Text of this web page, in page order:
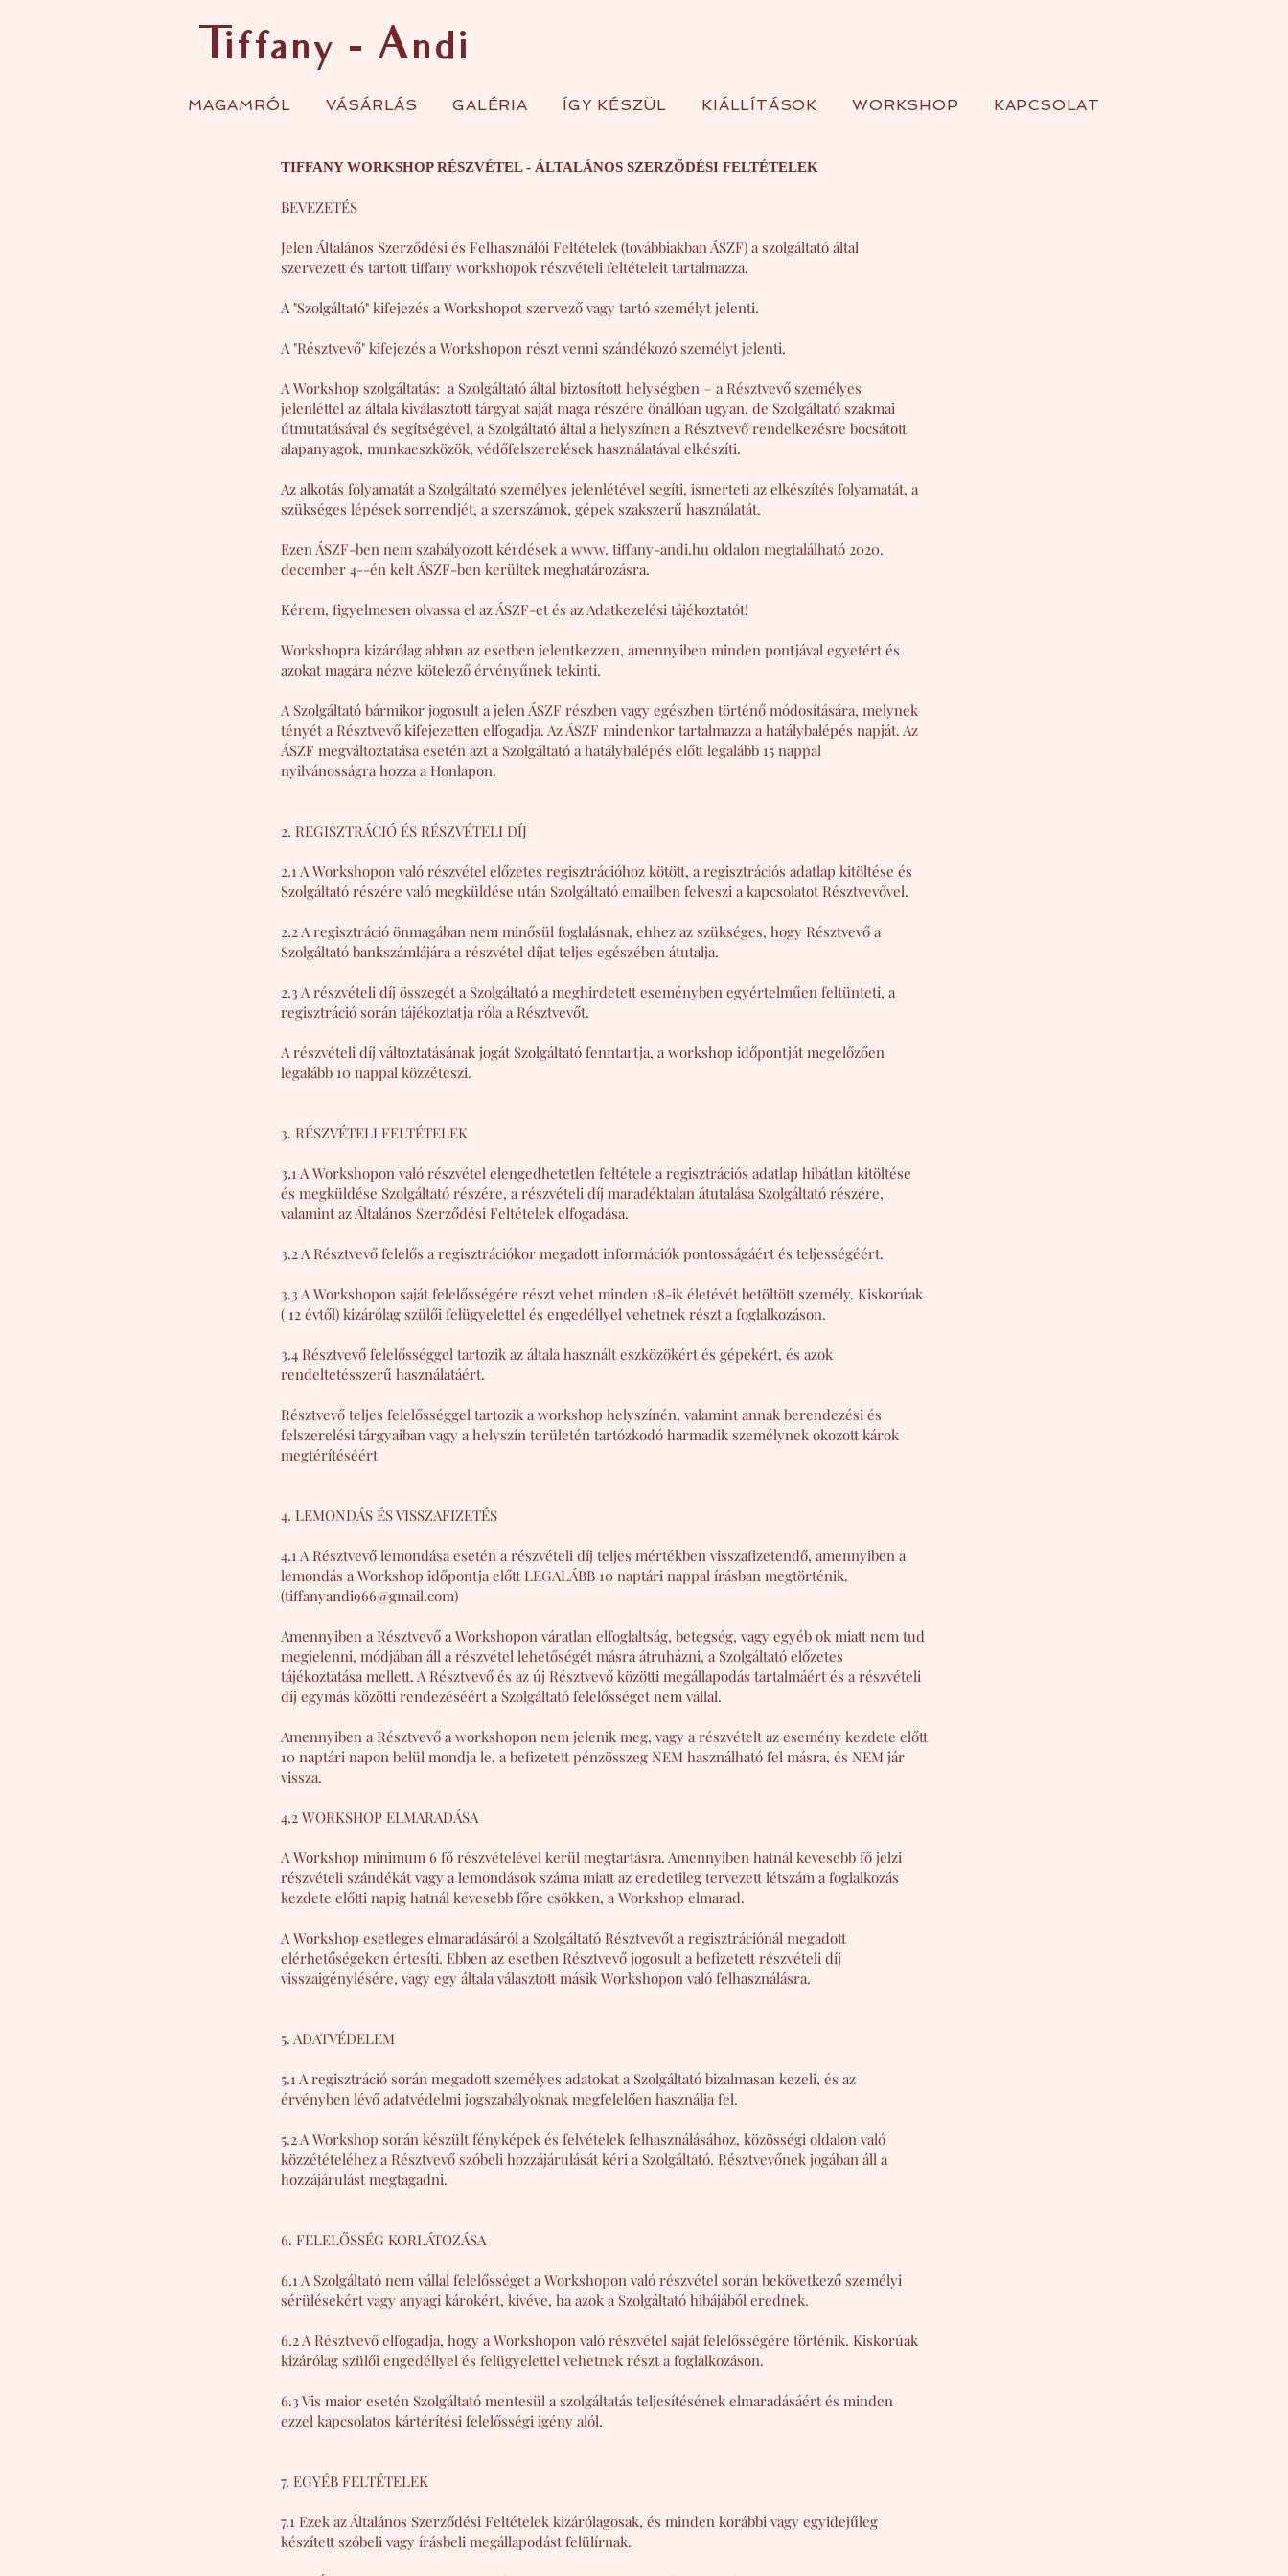
Tiffany - Andi
MAGAMRÓL VÁSÁRLÁS GALÉRIA ÍGY KÉSZÜL KIÁLLÍTÁSOK WORKSHOP KAPCSOLAT
TIFFANY WORKSHOP RÉSZVÉTEL - ÁLTALÁNOS SZERZŐDÉSI FELTÉTELEK
BEVEZETÉS
Jelen Általános Szerződési és Felhasználói Feltételek (továbbiakban ÁSZF) a szolgáltató által
szervezett és tartott tiffany workshopok részvételi feltételeit tartalmazza.
A "Szolgáltató" kifejezés a Workshopot szervező vagy tartó személyt jelenti.
A "Résztvevő" kifejezés a Workshopon részt venni szándékozó személyt jelenti.
A Workshop szolgáltatás: a Szolgáltató által biztosított helységben – a Résztvevő személyes
jelenléttel az általa kiválasztott tárgyat saját maga részére önállóan ugyan, de Szolgáltató szakmai
útmutatásával és segítségével, a Szolgáltató által a helyszínen a Résztvevő rendelkezésre bocsátott
alapanyagok, munkaeszközök, védőfelszerelések használatával elkészíti.
Az alkotás folyamatát a Szolgáltató személyes jelenlétével segíti, ismerteti az elkészítés folyamatát, a
szükséges lépések sorrendjét, a szerszámok, gépek szakszerű használatát.
Ezen ÁSZF-ben nem szabályozott kérdések a www. tiffany-andi.hu oldalon megtalálható 2020.
december 4--én kelt ÁSZF-ben kerültek meghatározásra.​​
Kérem, figyelmesen olvassa el az ÁSZF-et és az Adatkezelési tájékoztatót!
Workshopra kizárólag abban az esetben jelentkezzen, amennyiben minden pontjával egyetért és
azokat magára nézve kötelező érvényűnek tekinti.
A Szolgáltató bármikor jogosult a jelen ÁSZF részben vagy egészben történő módosítására, melynek
tényét a Résztvevő kifejezetten elfogadja. Az ÁSZF mindenkor tartalmazza a hatálybalépés napját. Az
ÁSZF megváltoztatása esetén azt a Szolgáltató a hatálybalépés előtt legalább 15 nappal
nyilvánosságra hozza a Honlapon.
2. REGISZTRÁCIÓ ÉS RÉSZVÉTELI DÍJ
2.1 A Workshopon való részvétel előzetes regisztrációhoz kötött, a regisztrációs adatlap kitöltése és
Szolgáltató részére való megküldése után Szolgáltató emailben felveszi a kapcsolatot Résztvevővel.
2.2 A regisztráció önmagában nem minősül foglalásnak, ehhez az szükséges, hogy Résztvevő a
Szolgáltató bankszámlájára a részvétel díjat teljes egészében átutalja.
2.3 A részvételi díj összegét a Szolgáltató a meghirdetett eseményben egyértelműen feltünteti, a
regisztráció során tájékoztatja róla a Résztvevőt.
A részvételi díj változtatásának jogát Szolgáltató fenntartja, a workshop időpontját megelőzően
legalább 10 nappal közzéteszi.
3. RÉSZVÉTELI FELTÉTELEK
3.1 A Workshopon való részvétel elengedhetetlen feltétele a regisztrációs adatlap hibátlan kitöltése
és megküldése Szolgáltató részére, a részvételi díj maradéktalan átutalása Szolgáltató részére,
valamint az Általános Szerződési Feltételek elfogadása.
3.2 A Résztvevő felelős a regisztrációkor megadott információk pontosságáért és teljességéért.
3.3 A Workshopon saját felelősségére részt vehet minden 18-ik életévét betöltött személy. Kiskorúak
( 12 évtől) kizárólag szülői felügyelettel és engedéllyel vehetnek részt a foglalkozáson.
3.4 Résztvevő felelősséggel tartozik az általa használt eszközökért és gépekért, és azok
rendeltetésszerű használatáért.
Résztvevő teljes felelősséggel tartozik a workshop helyszínén, valamint annak berendezési és
felszerelési tárgyaiban vagy a helyszín területén tartózkodó harmadik személynek okozott károk
megtérítéséért
4. LEMONDÁS ÉS VISSZAFIZETÉS
4.1 A Résztvevő lemondása esetén a részvételi díj teljes mértékben visszafizetendő, amennyiben a
lemondás a Workshop időpontja előtt LEGALÁBB 10 naptári nappal írásban megtörténik.
(tiffanyandi966@gmail.com)
Amennyiben a Résztvevő a Workshopon váratlan elfoglaltság, betegség, vagy egyéb ok miatt nem tud
megjelenni, módjában áll a részvétel lehetőségét másra átruházni, a Szolgáltató előzetes
tájékoztatása mellett. A Résztvevő és az új Résztvevő közötti megállapodás tartalmáért és a részvételi
díj egymás közötti rendezéséért a Szolgáltató felelősséget nem vállal.
Amennyiben a Résztvevő a workshopon nem jelenik meg, vagy a részvételt az esemény kezdete előtt
10 naptári napon belül mondja le, a befizetett pénzösszeg NEM használható fel másra, és NEM jár
vissza.
4.2 WORKSHOP ELMARADÁSA
A Workshop minimum 6 fő részvételével kerül megtartásra. Amennyiben hatnál kevesebb fő jelzi
részvételi szándékát vagy a lemondások száma miatt az eredetileg tervezett létszám a foglalkozás
kezdete előtti napig hatnál kevesebb főre csökken, a Workshop elmarad.
A Workshop esetleges elmaradásáról a Szolgáltató Résztvevőt a regisztrációnál megadott
elérhetőségeken értesíti. Ebben az esetben Résztvevő jogosult a befizetett részvételi díj
visszaigénylésére, vagy egy általa választott másik Workshopon való felhasználásra.
5. ADATVÉDELEM
5.1 A regisztráció során megadott személyes adatokat a Szolgáltató bizalmasan kezeli, és az
érvényben lévő adatvédelmi jogszabályoknak megfelelően használja fel.
5.2 A Workshop során készült fényképek és felvételek felhasználásához, közösségi oldalon való
közzétételéhez a Résztvevő szóbeli hozzájárulását kéri a Szolgáltató. Résztvevőnek jogában áll a
hozzájárulást megtagadni.
6. FELELŐSSÉG KORLÁTOZÁSA
6.1 A Szolgáltató nem vállal felelősséget a Workshopon való részvétel során bekövetkező személyi
sérülésekért vagy anyagi károkért, kivéve, ha azok a Szolgáltató hibájából erednek.
6.2 A Résztvevő elfogadja, hogy a Workshopon való részvétel saját felelősségére történik. Kiskorúak
kizárólag szülői engedéllyel és felügyelettel vehetnek részt a foglalkozáson.
6.3 Vis maior esetén Szolgáltató mentesül a szolgáltatás teljesítésének elmaradásáért és minden
ezzel kapcsolatos kártérítési felelősségi igény alól.
7. EGYÉB FELTÉTELEK
7.1 Ezek az Általános Szerződési Feltételek kizárólagosak, és minden korábbi vagy egyidejűleg
készített szóbeli vagy írásbeli megállapodást felülírnak.